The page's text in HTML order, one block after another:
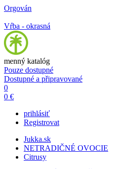
Orgován
Vŕba - okrasná
menný katalóg
Pouze dostupné
Dostupné a připravované
0
0 €
prihlásiť
Registrovat
Jukka.sk
NETRADIČNÉ OVOCIE
Citrusy